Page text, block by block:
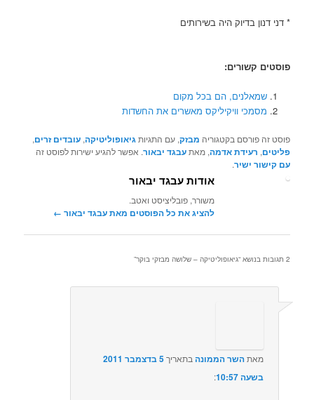
בדיוק היה בשירותים
קשורים:
הם בכל מקום
וויקיליקס מאשרים את החשדות
פורסם בקטגוריהמבזק, עם התגיותגיאופוליטיקה,עובדים זרים,
רעידת אדמה , מאתעבגד יבאור. אפשר להגיע ישירות לפוסט זה
ישיר.
אודות עבגד יבאור
משורר, פובליציסט ואטב.
להציג את כל הפוסטים מאת עבגד יבאור‏←
גיאופוליטיקה – שלושה מבזקי בוקר”
השר הממונהבתאריך
5 בדצמבר 2011